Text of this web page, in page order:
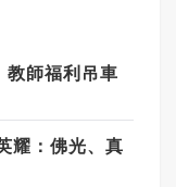
教師福利吊車
耀：佛光、真